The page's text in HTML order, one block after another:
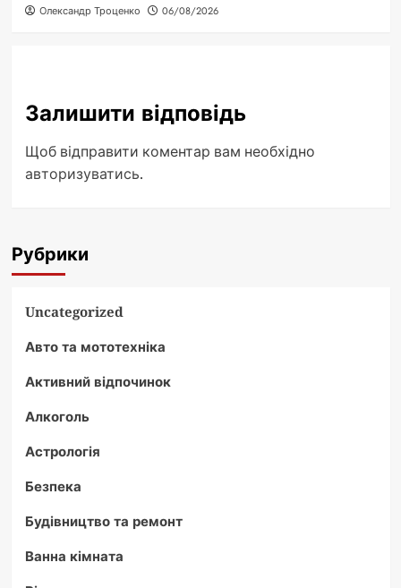
Олександр Троценко 06/08/2026
Залишити відповідь
Щоб відправити коментар вам необхідно
авторизуватись.
Рубрики
Uncategorized
Авто та мототехніка
Активний відпочинок
Алкоголь
Астрологія
Безпека
Будівництво та ремонт
Ванна кімната